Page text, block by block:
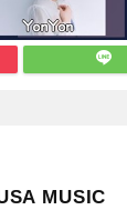
MUSIC